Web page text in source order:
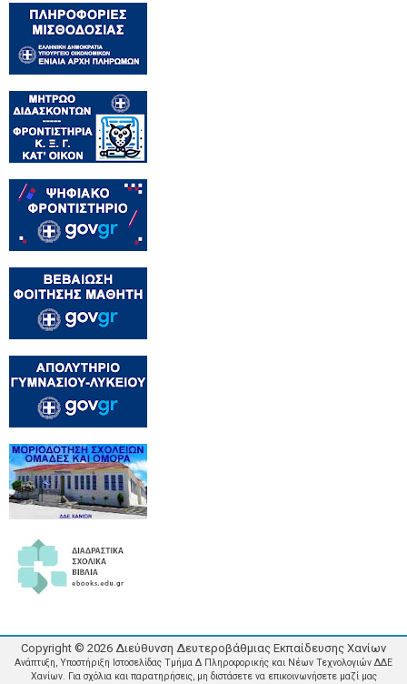
Copyright © 2026 Διεύθυνση Δευτεροβάθμιας Εκπαίδευσης Χανίων
Ανάπτυξη, Υποστήριξη Ιστοσελίδας Τμήμα Δ Πληροφορικής και Νέων Τεχνολογιών ΔΔΕ
Χανίων. Για σχόλια και παρατηρήσεις, μη διστάσετε να επικοινωνήσετε μαζί μας